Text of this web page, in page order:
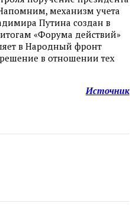
механизм учета
Путина создан в
«Форума действий»
в Народный фронт
в отношении тех
Источник